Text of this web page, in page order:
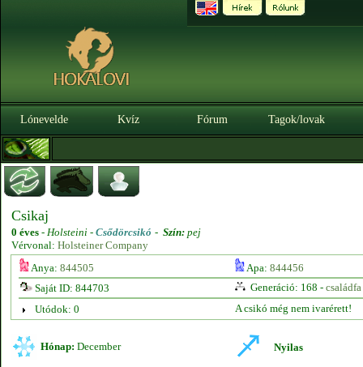
Lónevelde Kvíz Fórum Tagok/lovak
Csikaj
0 éves - Holsteini - Csődörcsikó - Szín: pej
Vérvonal: Holsteiner Company
Anya: 844505 Apa: 844456
Saját ID: 844703
Generáció: 168 - családfa
Utódok: 0
A csikó még nem ivarérett!
Hónap: December Nyilas